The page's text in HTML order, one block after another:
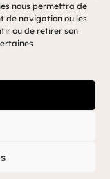
nous permettra de
de navigation ou les
ou de retirer son